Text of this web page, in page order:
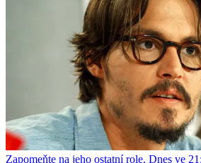
Zapomeňte na jeho ostatní role. Dnes ve